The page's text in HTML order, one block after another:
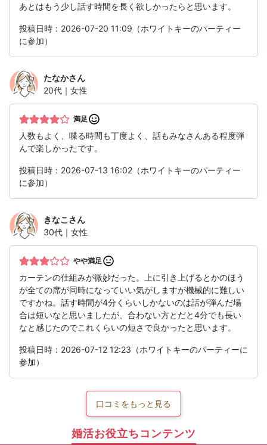
あとはもう少し話す時間を長く欲しかったらと思います。
投稿日時：2026-07-20 11:09（ホワイトキーのパーティー
に参加）
たなかさん
20代｜女性
満足
人数もよく、喋る時間も丁度よく、話もみなさんある程度弾
んで楽しかったです。
投稿日時：2026-07-13 16:02（ホワイトキーのパーティー
に参加）
きなこ さん
30代｜女性
やや満足
カーテンの仕組みが微妙だった。上に引き上げるとかのほう
が全ての席が同時になっていい気がしますが機械的に難しい
ですかね。話す時間が4分くらいしかないのは話が弾んだ場
合は短いなと思いましたが、合わない方とだと4分でも長い
なと感じたのでこれくらいの短さで良かったと思います。
投稿日時：2026-07-12 12:23（ホワイトキーのパーティーに
参加）
口コミをもっと見る
婚活お役立ちコンテンツ